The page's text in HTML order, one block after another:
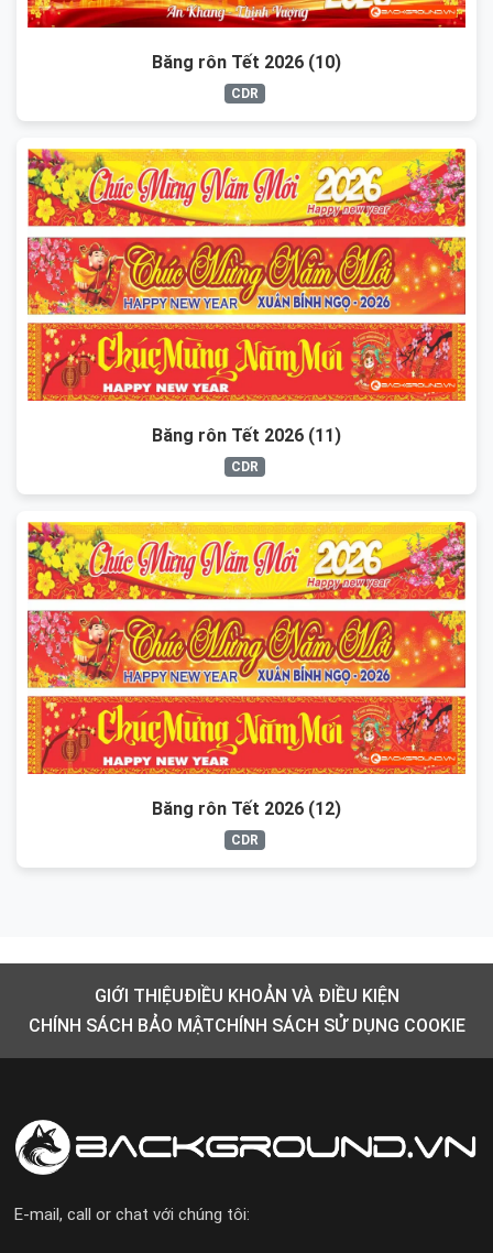
Băng rôn Tết 2026 (10)
CDR
Băng rôn Tết 2026 (11)
CDR
Băng rôn Tết 2026 (12)
CDR
GIỚI THIỆUĐIỀU KHOẢN VÀ ĐIỀU KIỆN
CHÍNH SÁCH BẢO MẬTCHÍNH SÁCH SỬ DỤNG COOKIE
E-mail, call or chat với chúng tôi: